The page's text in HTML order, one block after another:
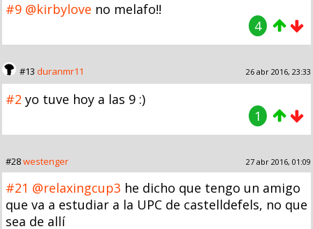
#9 @kirbylove no melafo!!
4
#13 duranmr11 26 abr 2016, 23:33
#2 yo tuve hoy a las 9 :)
1
#28westenger 27 abr 2016, 01:09
#21 @relaxingcup3 he dicho que tengo un amigo
que va a estudiar a la UPC de castelldefels, no que
sea de allí